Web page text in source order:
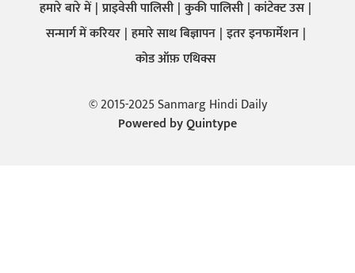
हमारे बारे में प्राइवेसी पालिसी कुकी पालिसी कांटेक्ट उस
सन्मार्ग में करियर हमारे साथ बिज्ञापन इतर इनफार्मेशन
कोड ऑफ़ एथिक्स
© 2015-2025 Sanmarg Hindi Daily
Powered byQuintype